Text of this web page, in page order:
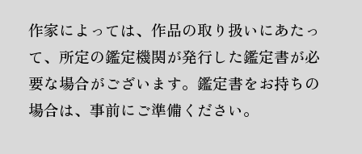
作家によっては、作品の取り扱いにあたっ
て、所定の鑑定機関が発行した鑑定書が必
要な場合がございます。鑑定書をお持ちの
場合は、事前にご準備ください。